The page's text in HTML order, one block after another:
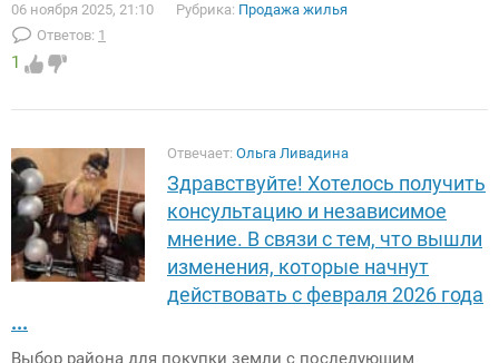
06 ноября 2025, 21:10 Рубрика: Продажа жилья
Ответов: 1
1
Отвечает: Ольга Ливадина
Здравствуйте! Хотелось получить
консультацию и независимое
мнение. В связи с тем, что вышли
изменения, которые начнут
действовать с февраля 2026 года
...
Выбор района для покупки земли с последующим